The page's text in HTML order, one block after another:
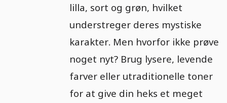
lilla, sort og grøn, hvilket
understreger deres mystiske
karakter. Men hvorfor ikke prøve
noget nyt? Brug lysere, levende
farver eller utraditionelle toner
for at give din heks et meget